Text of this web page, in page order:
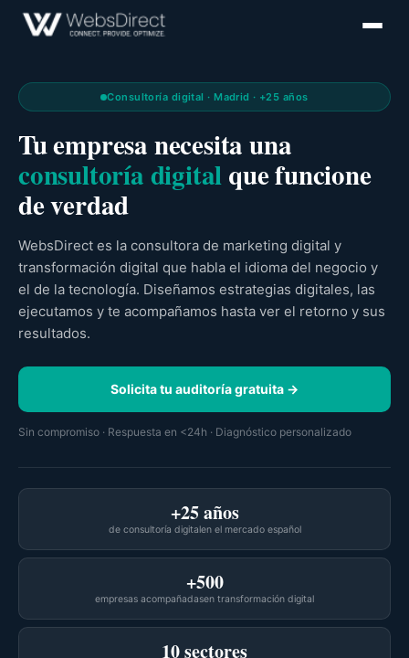
Consultoría digital · Madrid · +25 años
Tu empresa necesita una
consultoría digitalque funcione
de verdad
WebsDirect es la consultora de marketing digital y
transformación digital que habla el idioma del negocio y
el de la tecnología. Diseñamos estrategias digitales, las
ejecutamos y te acompañamos hasta ver el retorno y sus
resultados.
Solicita tu auditoría gratuita →
Sin compromiso · Respuesta en <24h · Diagnóstico personalizado
+25 años
de consultoría digitalen el mercado español
+500
empresas acompañadasen transformación digital
10 sectores